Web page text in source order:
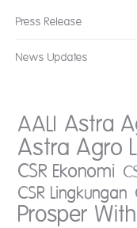
Press Release
News Updates
AALI Astra
Astra Agro
CSR Ekonomi
CSR Lingkungan
Prosper